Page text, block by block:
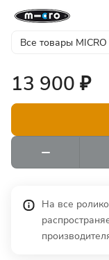
Все товары MICRO
13 900 ₽
На все